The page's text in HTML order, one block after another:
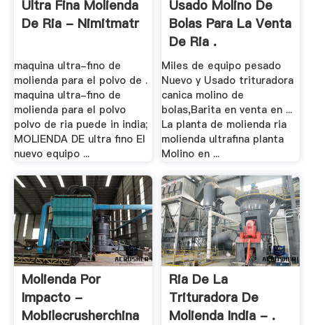
Ultra Fina Molienda
De Ria - Nimitmatr
maquina ultra-fino de
molienda para el polvo de .
maquina ultra-fino de
molienda para el polvo
polvo de ria puede in india;
MOLIENDA DE ultra fino El
nuevo equipo ...
Usado Molino De
Bolas Para La Venta
De Ria .
Miles de equipo pesado
Nuevo y Usado trituradora
canica molino de
bolas,Barita en venta en ...
La planta de molienda ria
molienda ultrafina planta
Molino en ...
Molienda Por
Impacto -
Mobilecrusherchina
Ria De La
Trituradora De
Molienda India - .